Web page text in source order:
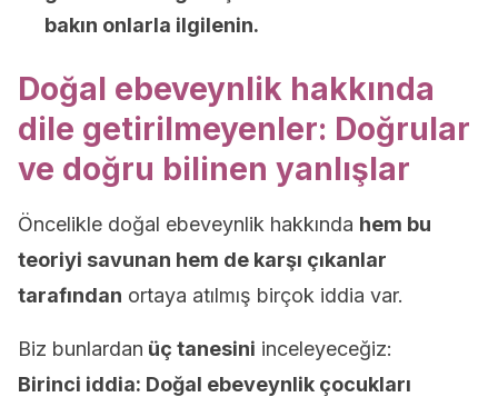
bakın onlarla ilgilenin.
Doğal ebeveynlik hakkında
dile getirilmeyenler: Doğrular
ve doğru bilinen yanlışlar
Öncelikle doğal ebeveynlik hakkında hem bu
teoriyi savunan hem de karşı çıkanlar
tarafından ortaya atılmış birçok iddia var.
Biz bunlardan üç tanesini inceleyeceğiz:
Birinci iddia: Doğal ebeveynlik çocukları